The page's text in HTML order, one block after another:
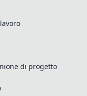
di progetto